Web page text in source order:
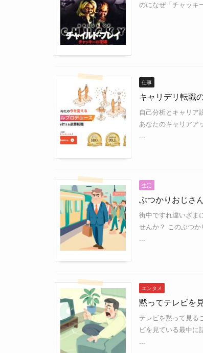
のになぜ「チャッキ
仕事
キャリデリ転職
自己分析とキャリア
あなたのキャリアア
...
生活
ぶつかりおじさ
街中ですれ違いざま
せんか？ このぶつ
...
エンタメ
黙ってテレビを
テレビを黙って見る
ビを見ている最中に
...